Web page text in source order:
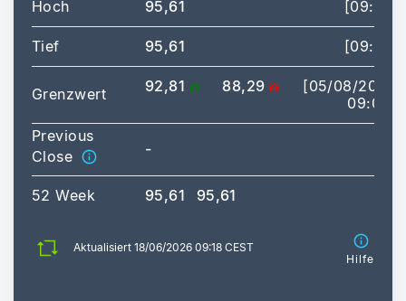
Hoch 95,61 [09:18]
Tief 95,61 [09:18]
Grenzwert 92,81 88,29
[05/08/2026
09:00]
Previous
Close
-
52 Week 95,61 95,61
Aktualisiert 18/06/2026 09:18 CEST
Hilfe